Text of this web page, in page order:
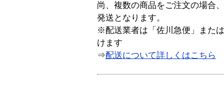
尚、複数の商品をご注文の場合
発送となります。
※配送業者は「佐川急便」また
けます
⇒配送について詳しくはこちら